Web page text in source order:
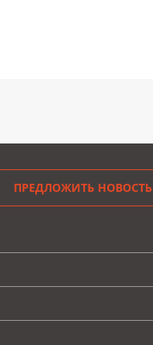
ПРЕДЛОЖИТЬ НОВОСТЬ